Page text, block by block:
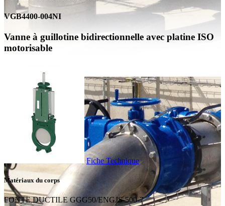
VGB4400-004NI
Vanne à guillotine bidirectionnelle avec platine ISO
motorisable
Fiche Technique
Matériaux du corps
FONTE DUCTILE GGG50/ENGJS-500-7